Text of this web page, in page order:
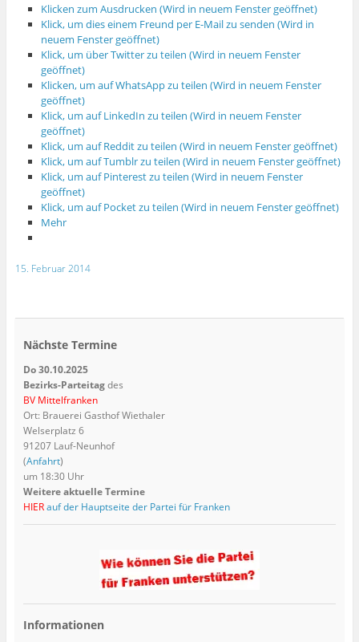
Klicken zum Ausdrucken (Wird in neuem Fenster geöffnet)
Klick, um dies einem Freund per E-Mail zu senden (Wird in
neuem Fenster geöffnet)
Klick, um über Twitter zu teilen (Wird in neuem Fenster
geöffnet)
Klicken, um auf WhatsApp zu teilen (Wird in neuem Fenster
geöffnet)
Klick, um auf LinkedIn zu teilen (Wird in neuem Fenster
geöffnet)
Klick, um auf Reddit zu teilen (Wird in neuem Fenster geöffnet)
Klick, um auf Tumblr zu teilen (Wird in neuem Fenster geöffnet)
Klick, um auf Pinterest zu teilen (Wird in neuem Fenster
geöffnet)
Klick, um auf Pocket zu teilen (Wird in neuem Fenster geöffnet)
Mehr
15. Februar 2014
Nächste Termine
Do 30.10.2025
Bezirks-Parteitagdes
BV Mittelfranken
Ort: Brauerei Gasthof Wiethaler
Welserplatz 6
91207 Lauf-Neunhof
(Anfahrt)
um 18:30 Uhr
Weitere aktuelle Termine
HIERauf der Hauptseite der Partei für Franken
Informationen